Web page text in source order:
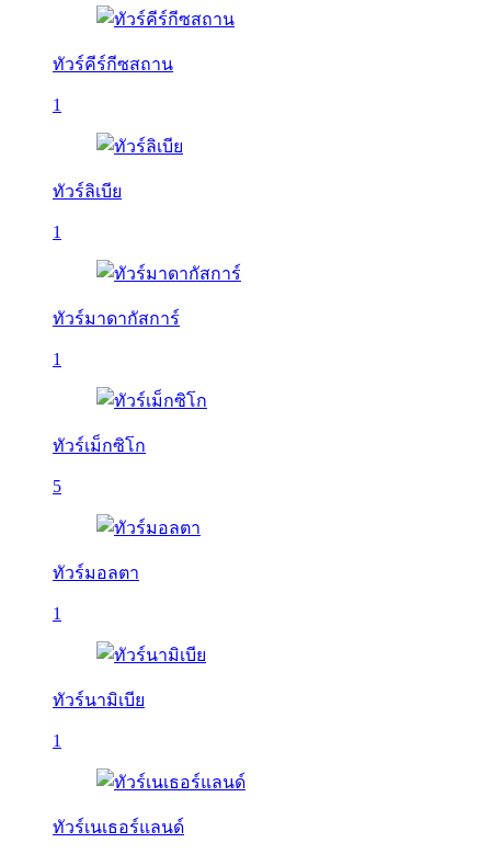
ทัวร์คีร์กีซสถาน
1
ทัวร์ลิเบีย
1
ทัวร์มาดากัสการ์
1
ทัวร์เม็กซิโก
5
ทัวร์มอลตา
1
ทัวร์นามิเบีย
1
ทัวร์เนเธอร์แลนด์